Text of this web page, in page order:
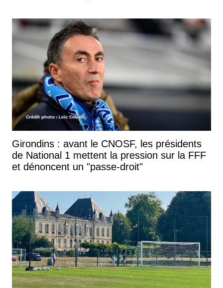
Girondins : avant le CNOSF, les présidents
de National 1 mettent la pression sur la FFF
et dénoncent un "passe-droit"